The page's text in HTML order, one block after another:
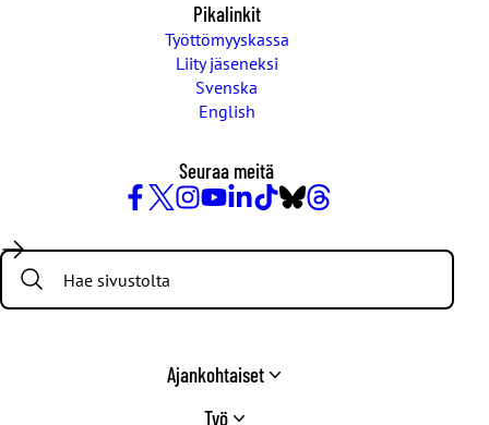
Pikalinkit
Työttömyyskassa
Liity jäseneksi
Svenska
English
Seuraa meitä
/
Twitter
Search:
Ajankohtaiset
Työ